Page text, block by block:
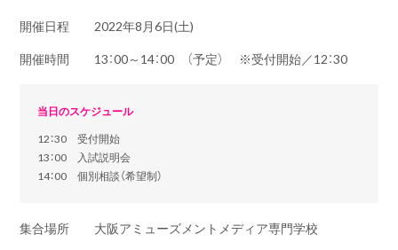
開催日程
2022年8月6日(土)
開催時間
13：00～14：00 （予定） ※受付開始／12：30
当日のスケジュール
12：30 受付開始
13：00 入試説明会
14：00 個別相談（希望制）
集合場所
大阪アミューズメントメディア専門学校